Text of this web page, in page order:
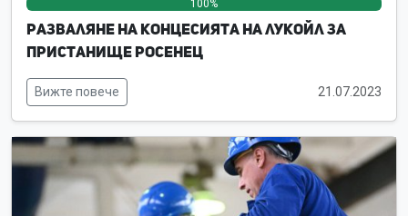
100%
Разваляне на концесията на ЛУКойл за
пристанище Росенец
Вижте повече 21.07.2023